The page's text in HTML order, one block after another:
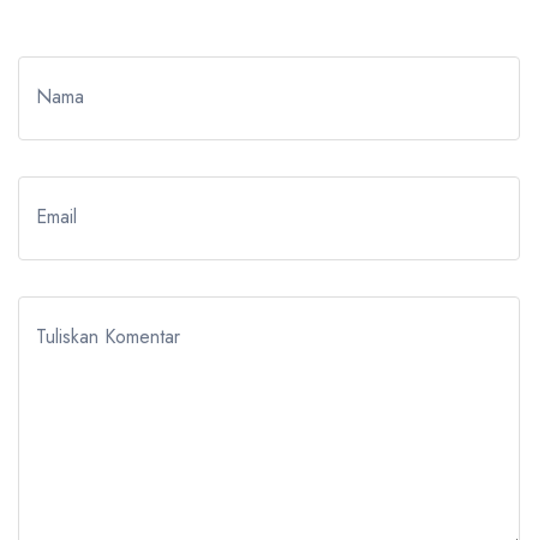
Nama
Email
Tuliskan Komentar